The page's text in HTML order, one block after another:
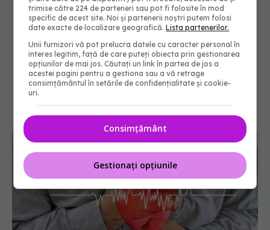
trimise către 224 de parteneri sau pot fi folosite în mod
specific de acest site. Noi și partenerii noștri putem folosi
date exacte de localizare geografică.Lista partenerilor.
Unii furnizori vă pot prelucra datele cu caracter personal în
interes legitim, față de care puteți obiecta prin gestionarea
opțiunilor de mai jos. Căutați un link în partea de jos a
acestei pagini pentru a gestiona sau a vă retrage
consimțământul în setările de confidențialitate și cookie-
uri.
Consimțământ
Gestionați opțiunile